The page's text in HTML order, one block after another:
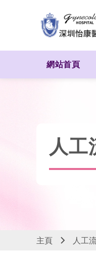
網站首頁
人工
主頁 人工